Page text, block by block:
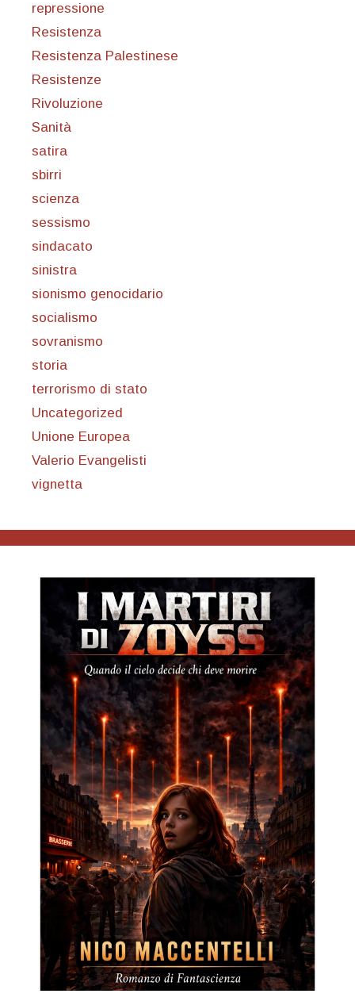
repressione
Resistenza
Resistenza Palestinese
Resistenze
Rivoluzione
Sanità
satira
sbirri
scienza
sessismo
sindacato
sinistra
sionismo genocidario
socialismo
sovranismo
storia
terrorismo di stato
Uncategorized
Unione Europea
Valerio Evangelisti
vignetta